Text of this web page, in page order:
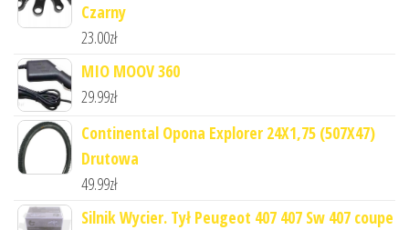
Czarny
23.00zł
MIO MOOV 360
29.99zł
Continental Opona Explorer 24X1,75 (507X47)
Drutowa
49.99zł
Silnik Wycier. Tył Peugeot 407 407 Sw 407 coupe